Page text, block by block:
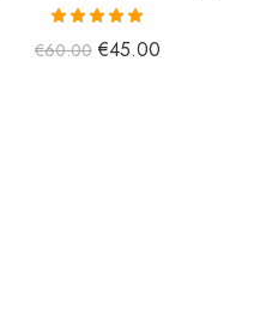
5 üzerinden
€60.00 €45.00